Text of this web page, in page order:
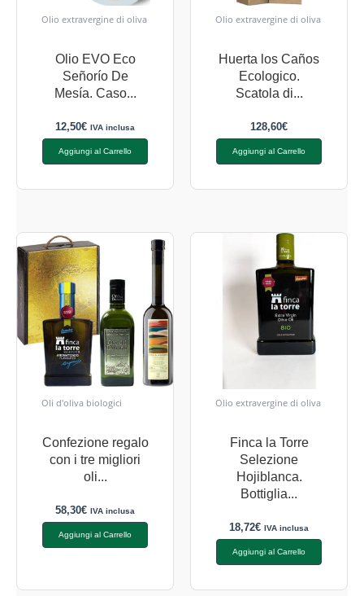
Olio extravergine di oliva
Olio EVO Eco
Señorío De
Mesía. Caso...
12,50€ IVA inclusa
Aggiungi al Carrello
Olio extravergine di oliva
Huerta los Caños
Ecologico.
Scatola di...
128,60€
Aggiungi al Carrello
Oli d'oliva biologici
Confezione regalo
con i tre migliori
oli...
58,30€ IVA inclusa
Aggiungi al Carrello
Olio extravergine di oliva
Finca la Torre
Selezione
Hojiblanca.
Bottiglia...
18,72€ IVA inclusa
Aggiungi al Carrello